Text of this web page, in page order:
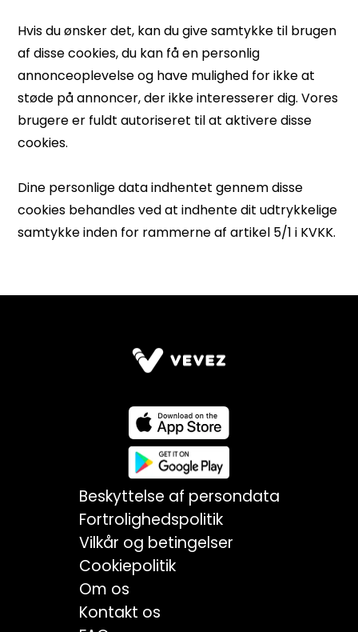
Beskyttelse af persondata
Fortrolighedspolitik
Vilkår og betingelser
Cookiepolitik
Om os
Kontakt os